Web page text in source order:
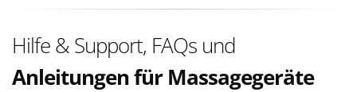
Hilfe & Support, FAQs und
Anleitungen für Massagegeräte